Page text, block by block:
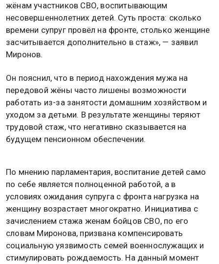
жёнам участников СВО, воспитывающим
несовершеннолетних детей. Суть проста: сколько
времени супруг провёл на фронте, столько женщине
засчитывается дополнительно в стаж», — заявил
Миронов.
Он пояснил, что в период нахождения мужа на
передовой жёны часто лишены возможности
работать из-за занятости домашним хозяйством и
уходом за детьми. В результате женщины теряют
трудовой стаж, что негативно сказывается на
будущем пенсионном обеспечении.
По мнению парламентария, воспитание детей само
по себе является полноценной работой, а в
условиях ожидания супруга с фронта нагрузка на
женщину возрастает многократно. Инициатива с
зачислением стажа женам бойцов СВО, по его
словам Миронова, призвана компенсировать
социальную уязвимость семей военнослужащих и
стимулировать рождаемость. На данный момент